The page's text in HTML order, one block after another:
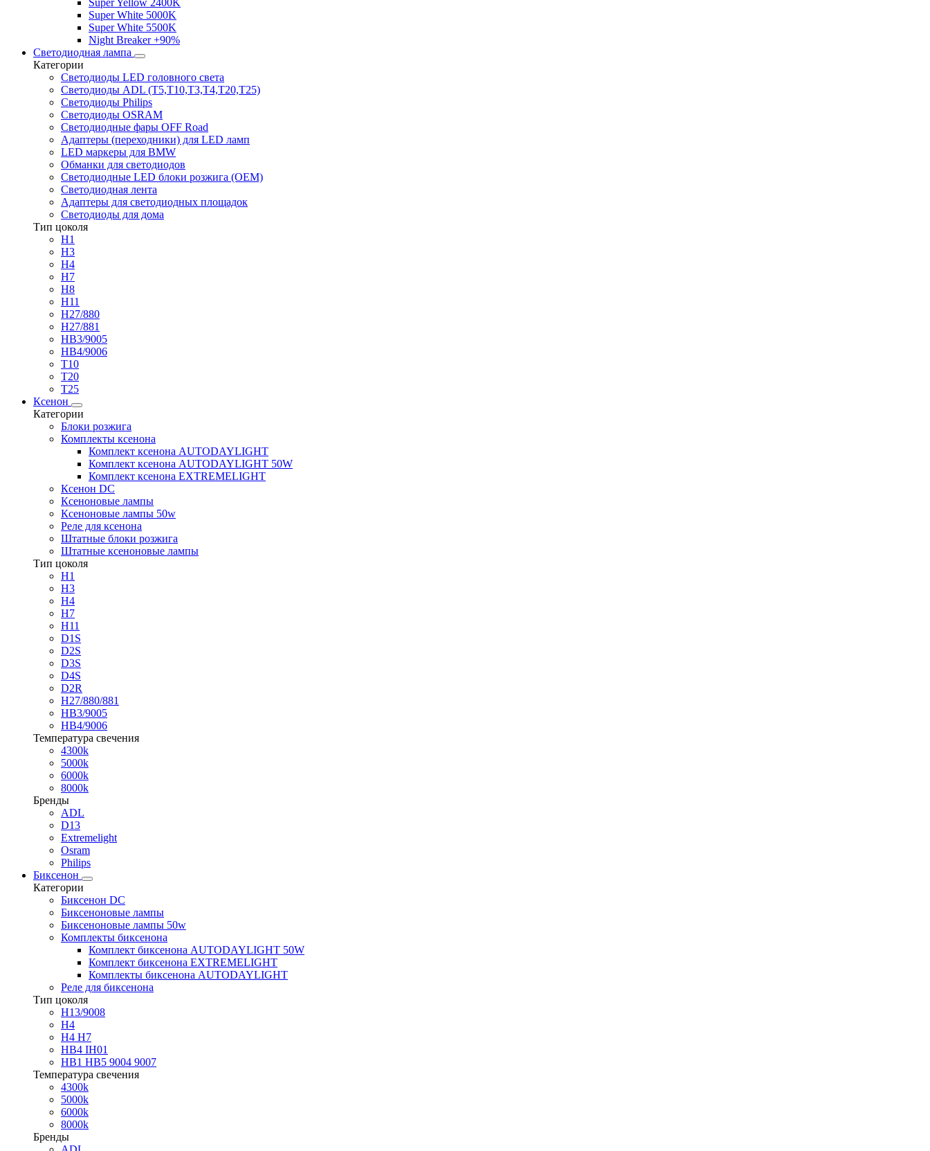
Super Yellow 2400K
Super White 5000K
Super White 5500K
Night Breaker +90%
Светодиодная лампа
Категории
Светодиоды LED головного света
Светодиоды ADL (T5,T10,T3,T4,T20,T25)
Светодиоды Philips
Светодиоды OSRAM
Светодиодные фары OFF Road
Адаптеры (переходники) для LED ламп
LED маркеры для BMW
Обманки для светодиодов
Светодиодные LED блоки розжига (OEM)
Светодиодная лента
Адаптеры для светодиодных площадок
Светодиоды для дома
Тип цоколя
H1
H3
H4
H7
H8
H11
H27/880
H27/881
HB3/9005
HB4/9006
T10
T20
T25
Ксенон
Категории
Блоки розжига
Комплекты ксенона
Комплект ксенона AUTODAYLIGHT
Комплект ксенона AUTODAYLIGHT 50W
Комплект ксенона EXTREMELIGHT
Ксенон DC
Ксеноновые лампы
Ксеноновые лампы 50w
Реле для ксенона
Штатные блоки розжига
Штатные ксеноновые лампы
Тип цоколя
H1
H3
H4
H7
H11
D1S
D2S
D3S
D4S
D2R
H27/880/881
HB3/9005
HB4/9006
Температура свечения
4300k
5000k
6000k
8000k
Бренды
ADL
D13
Extremelight
Osram
Philips
Биксенон
Категории
Биксенон DC
Биксеноновые лампы
Биксеноновые лампы 50w
Комплекты биксенона
Комплект биксенона AUTODAYLIGHT 50W
Комплект биксенона EXTREMELIGHT
Комплекты биксенона AUTODAYLIGHT
Реле для биксенона
Тип цоколя
H13/9008
H4
H4 H7
HB4 IH01
HB1 HB5 9004 9007
Температура свечения
4300k
5000k
6000k
8000k
Бренды